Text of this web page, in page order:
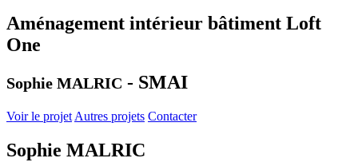
Aménagement intérieur bâtiment Loft
One
Sophie MALRIC - SMAI
Voir le projet Autres projets Contacter
Sophie MALRIC